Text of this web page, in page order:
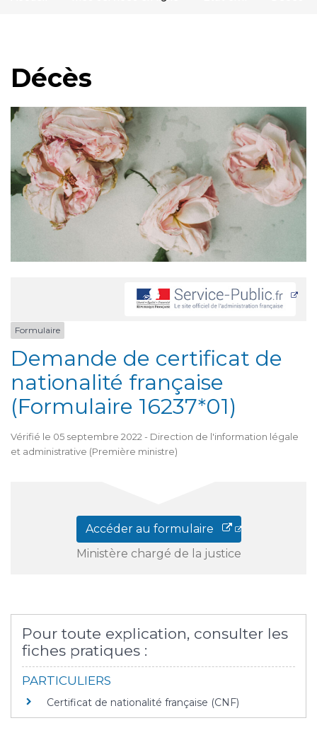
Décès
Formulaire
Demande de certificat de
nationalité française
(Formulaire 16237*01)
Vérifié le 05 septembre 2022 - Direction de l'information légale
et administrative (Première ministre)
Accéder au formulaire
Ministère chargé de la justice
Pour toute explication, consulter les
fiches pratiques :
PARTICULIERS
Certificat de nationalité française (CNF)